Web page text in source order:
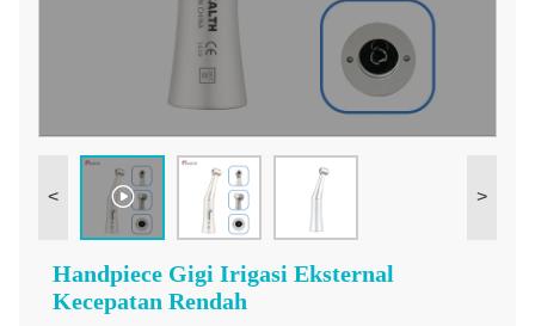
< >
Handpiece Gigi Irigasi Eksternal
Kecepatan Rendah